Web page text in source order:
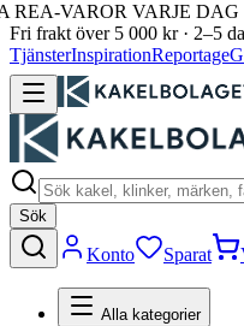
REA-VAROR VARJE DAG
Fri frakt över 5 000 kr · 2–5
TjänsterInspirationReportage
Sök
Konto Sparat
Alla kategorier